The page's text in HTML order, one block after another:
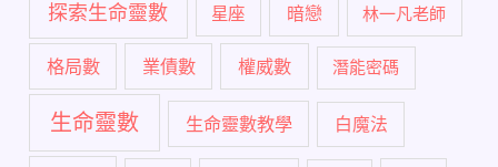
探索生命靈數 星座 暗戀 林一凡老師
格局數 業債數 權威數 潛能密碼
生命靈數 生命靈數教學 白魔法